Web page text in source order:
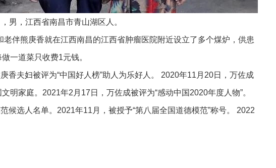
，江西省南昌市青山湖区人。
熊庚香就在江西南昌的江西省肿瘤医院附近设立了多个煤炉，供患
一道菜只收费1元钱。
夫妇被评为“中国好人榜”助人为乐好人。 2020年11月20日，万佐成
明家庭。2021年2月17日，万佐成被评为“感动中国2020年度人物”。
候选人名单。2021年11月，被授予“第八届全国道德模范”称号。 2022